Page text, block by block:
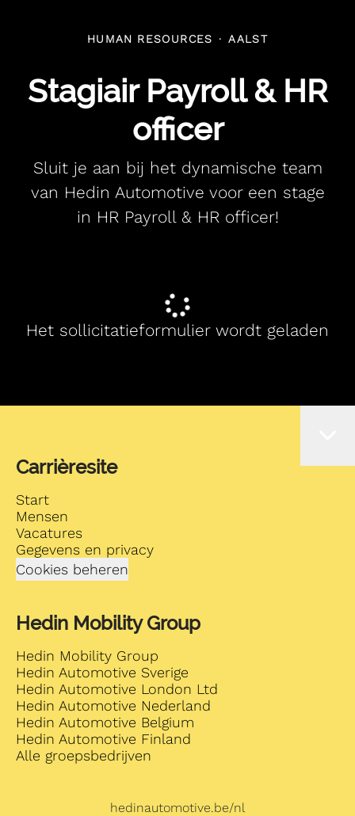
HUMAN RESOURCES · AALST
Stagiair Payroll & HR
officer
Sluit je aan bij het dynamische team
van Hedin Automotive voor een stage
in HR Payroll & HR officer!
Het sollicitatieformulier wordt geladen
Carrièresite
Start
Mensen
Vacatures
Gegevens en privacy
Cookies beheren
Hedin Mobility Group
Hedin Mobility Group
Hedin Automotive Sverige
Hedin Automotive London Ltd
Hedin Automotive Nederland
Hedin Automotive Belgium
Hedin Automotive Finland
Alle groepsbedrijven
hedinautomotive.be/nl